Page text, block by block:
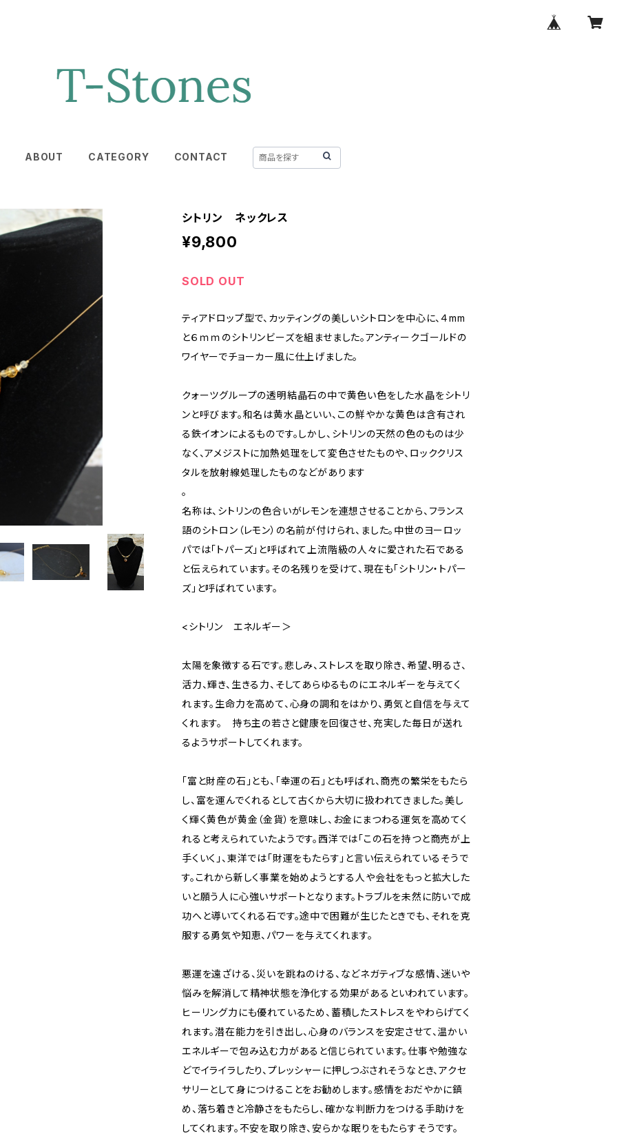
ABOUT CATEGORY CONTACT
シトリン ネックレス
¥9,800
SOLD OUT
ティアドロップ型で、カッティングの美しいシトロンを中心に、４mm
と６ｍｍのシトリンビーズを組ませました。アンティークゴールドの
ワイヤーでチョーカー風に仕上げました。
クォーツグループの透明結晶石の中で黄色い色をした水晶をシトリ
ンと呼びます。和名は黄水晶といい、この鮮やかな黄色は含有され
る鉄イオンによるものです。しかし、シトリンの天然の色のものは少
なく、アメジストに加熱処理をして変色させたものや、ロッククリス
タルを放射線処理したものなどがあります
。
名称は、シトリンの色合いがレモンを連想させることから、フランス
語のシトロン（レモン）の名前が付けられ、ました。中世のヨーロッ
パでは「トパーズ」と呼ばれて上流階級の人々に愛された石である
と伝えられています。その名残りを受けて、現在も「シトリン・トパー
ズ」と呼ばれています。
<シトリン エネルギー＞
太陽を象徴する石です。悲しみ、ストレスを取り除き、希望、明るさ、
活力、輝き、生きる力、そしてあらゆるものにエネルギーを与えてく
れます。生命力を高めて、心身の調和をはかり、勇気と自信を与えて
くれます。 持ち主の若さと健康を回復させ、充実した毎日が送れ
るようサポートしてくれます。
「富と財産の石」とも、「幸運の石」とも呼ばれ、商売の繁栄をもたら
し、富を運んでくれるとして古くから大切に扱われてきました。美し
く輝く黄色が黄金（金貨）を意味し、お金にまつわる運気を高めてく
れると考えられていたようです。西洋では「この石を持つと商売が上
手くいく」、東洋では「財運をもたらす」と言い伝えられているそうで
す。これから新しく事業を始めようとする人や会社をもっと拡大した
いと願う人に心強いサポートとなります。トラブルを未然に防いで成
功へと導いてくれる石です。途中で困難が生じたときでも、それを克
服する勇気や知恵、パワーを与えてくれます。
悪運を遠ざける、災いを跳ねのける、などネガティブな感情、迷いや
悩みを解消して精神状態を浄化する効果があるといわれています。
ヒーリング力にも優れているため、蓄積したストレスをやわらげてく
れます。潜在能力を引き出し、心身のバランスを安定させて、温かい
エネルギーで包み込む力があると信じられています。仕事や勉強な
どでイライラしたり、プレッシャーに押しつぶされそうなとき、アクセ
サリーとして身につけることをお勧めします。感情をおだやかに鎮
め、落ち着きと冷静さをもたらし、確かな判断力をつける手助けを
してくれます。不安を取り除き、安らかな眠りをもたらすそうです。